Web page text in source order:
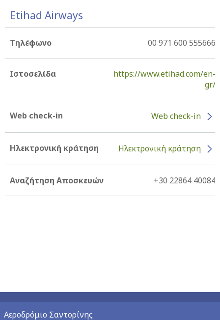
Etihad Airways
Τηλέφωνο 00 971 600 555666
Ιστοσελίδα
https://www.etihad.com/en-
gr/
Web check-in Web check-in
Ηλεκτρονική κράτηση Ηλεκτρονική κράτηση
Αναζήτηση Αποσκευών +30 22864 40084
Αεροδρόμιο Σαντορίνης